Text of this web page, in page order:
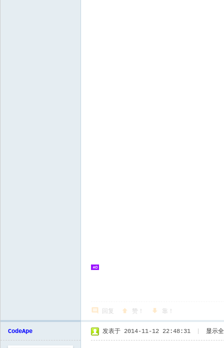
回复 赞！ 靠！
CodeApe 发表于 2014-11-12 22:48:31 显示